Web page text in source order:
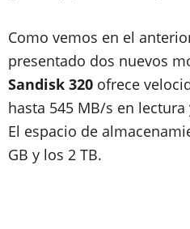
Como vemos en el
presentado dos nuevos
Sandisk 320 ofrece
hasta 545 MB/s en
El espacio de
GB y los 2 TB.